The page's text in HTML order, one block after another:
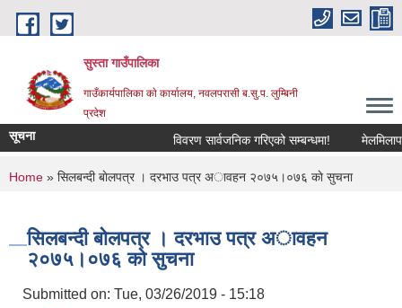
Skip to main content
सुस्ता गाउँपालिका
गाउँकार्यपालिका काे कार्यालय, नवलपरासी ब.सु.प. लुम्बिनी
प्रदेश
सूचना विवरण सार्वजनिक गरिएको सम्बन्धमा!
You are here
Home » सिलबन्दी बाेलपत्र । दरभाउ पत्र अावहन २०७५।०७६ काे सुचना
सिलबन्दी बाेलपत्र । दरभाउ पत्र अावहन
२०७५।०७६ काे सुचना
Submitted on: Tue, 03/26/2019 - 15:18